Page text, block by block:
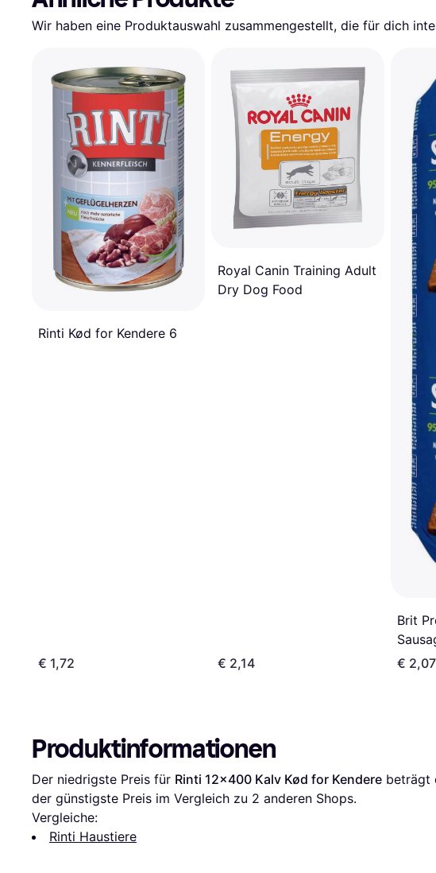
Wir haben eine Produktauswahl zusammengestellt, die für dich
Rinti Kød for Kendere 6
€ 1,72
Royal Canin Training Adult
Dry Dog Food
€ 2,14
Brit
€ 2,07
Produktinformationen
Der niedrigste Preis für Rinti 12x400 Kalv Kød for Kendere beträgt
der günstigste Preis im Vergleich zu 2 anderen Shops.
Vergleiche:
Rinti Haustiere